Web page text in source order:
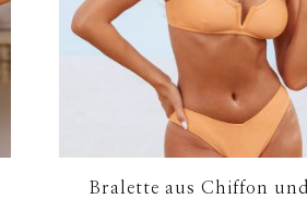
Bralette aus Chiffon und